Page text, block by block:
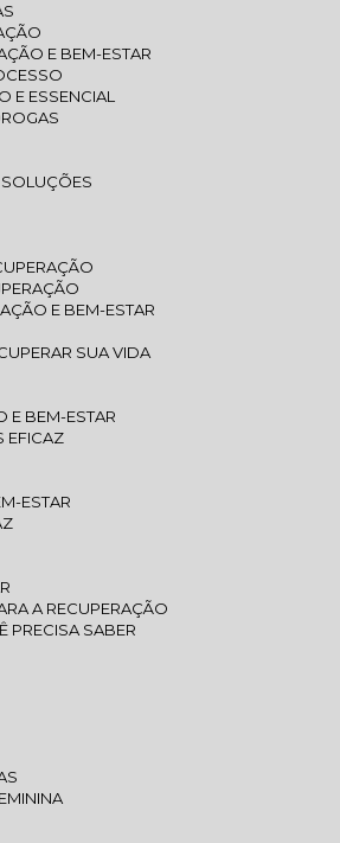
E BEM-ESTAR
E ESSENCIAL
E BEM-ESTAR
SUA VIDA
E BEM-ESTAR
EFICAZ
ESTAR
A RECUPERAÇÃO
PRECISA SABER